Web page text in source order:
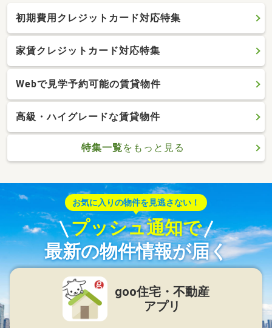
初期費用クレジットカード対応特集
家賃クレジットカード対応特集
Webで見学予約可能の賃貸物件
高級・ハイグレードな賃貸物件
特集一覧をもっと見る
お気に入りの物件を見逃さない！
プッシュ通知で
最新の物件情報が届く
goo住宅・不動産
アプリ